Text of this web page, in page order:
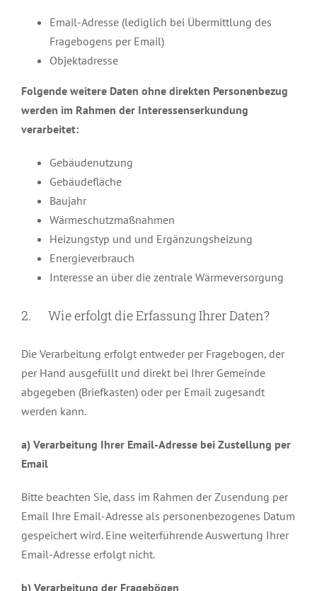
Email-Adresse (lediglich bei Übermittlung des
Fragebogens per Email)
Objektadresse
Folgende weitere Daten ohne direkten Personenbezug
werden im Rahmen der Interessenserkundung
verarbeitet:
Gebäudenutzung
Gebäudefläche
Baujahr
Wärmeschutzmaßnahmen
Heizungstyp und und Ergänzungsheizung
Energieverbrauch
Interesse an über die zentrale Wärmeversorgung
2. Wie erfolgt die Erfassung Ihrer Daten?
Die Verarbeitung erfolgt entweder per Fragebogen, der
per Hand ausgefüllt und direkt bei Ihrer Gemeinde
abgegeben (Briefkasten) oder per Email zugesandt
werden kann.
a) Verarbeitung Ihrer Email-Adresse bei Zustellung per
Email
Bitte beachten Sie, dass im Rahmen der Zusendung per
Email Ihre Email-Adresse als personenbezogenes Datum
gespeichert wird. Eine weiterführende Auswertung Ihrer
Email-Adresse erfolgt nicht.
b) Verarbeitung der Fragebögen